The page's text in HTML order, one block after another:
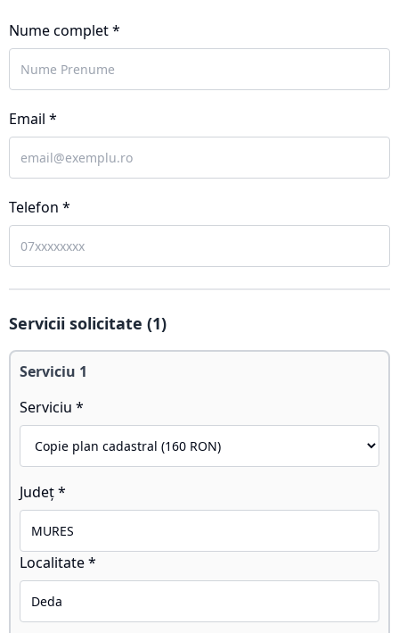
Nume complet *
Email *
Telefon *
Servicii solicitate (1)
Serviciu 1
Serviciu *
Județ *
Localitate *